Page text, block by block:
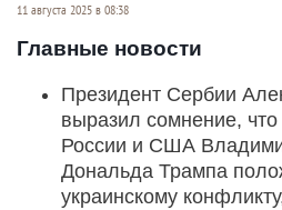
11 августа 2025 в 08:38
Главные новости
Президент Сербии
выразил сомнение, что
России и США
Дональда Трампа
украинскому